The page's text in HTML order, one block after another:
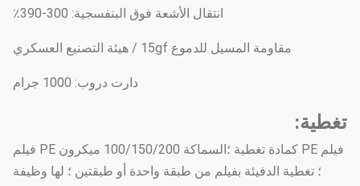
انتقال الأشعة فوق البنفسجية: 300-390٪
مقاومة المسيل للدموع 15gf / هيئة التصنيع العسكري
دارت دروب: 1000 جرام
تغطية:
فيلم PE كمادة تغطية ؛السماكة 100/150/200 ميكرون PE فيلم
؛ تغطية الدفيئة بفيلم من طبقة واحدة أو طبقتين ؛ لها وظيفة